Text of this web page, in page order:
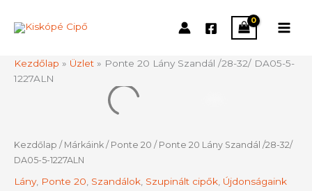
Kezdőlap » Üzlet » Ponte 20 Lány Szandál /28-32/ DA05-5-
1227ALN
Kezdőlap / Márkáink / Ponte 20 / Ponte 20 Lány Szandál /28-32/
DA05-5-1227ALN
Lány, Ponte 20 Szandálok Szupinált cipők Újdonságaink
Szandál
DA05-